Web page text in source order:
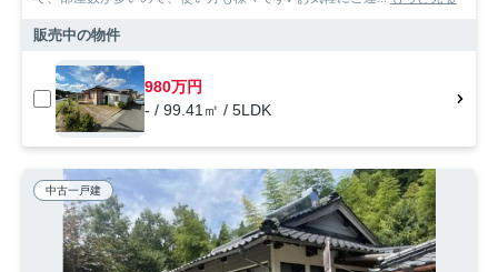
販売中の物件
980万円
- / 99.41㎡ / 5LDK
中古一戸建